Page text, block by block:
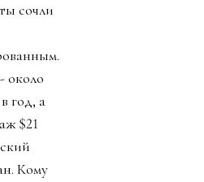
сочли
около
год, а
$21
Кому